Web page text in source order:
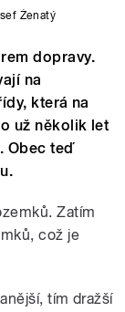
Ženatý
dopravy.
na
která na
už několik let
Obec teď
Zatím
což je
tím dražší